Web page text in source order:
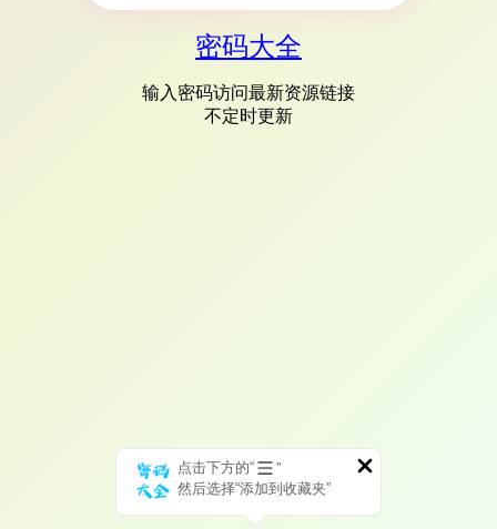
密码大全
输入密码访问最新资源链接
不定时更新
点击下方的“
”
然后选择“添加到收藏夹”